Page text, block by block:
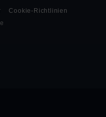
Cookie-Richtlinien